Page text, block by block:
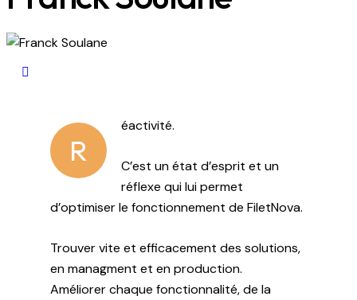
R
éactivité.
C’est un état d’esprit et un
réflexe qui lui permet
d’optimiser le fonctionnement de FiletNova.
Trouver vite et efficacement des solutions,
en managment et en production.
Améliorer chaque fonctionnalité, de la